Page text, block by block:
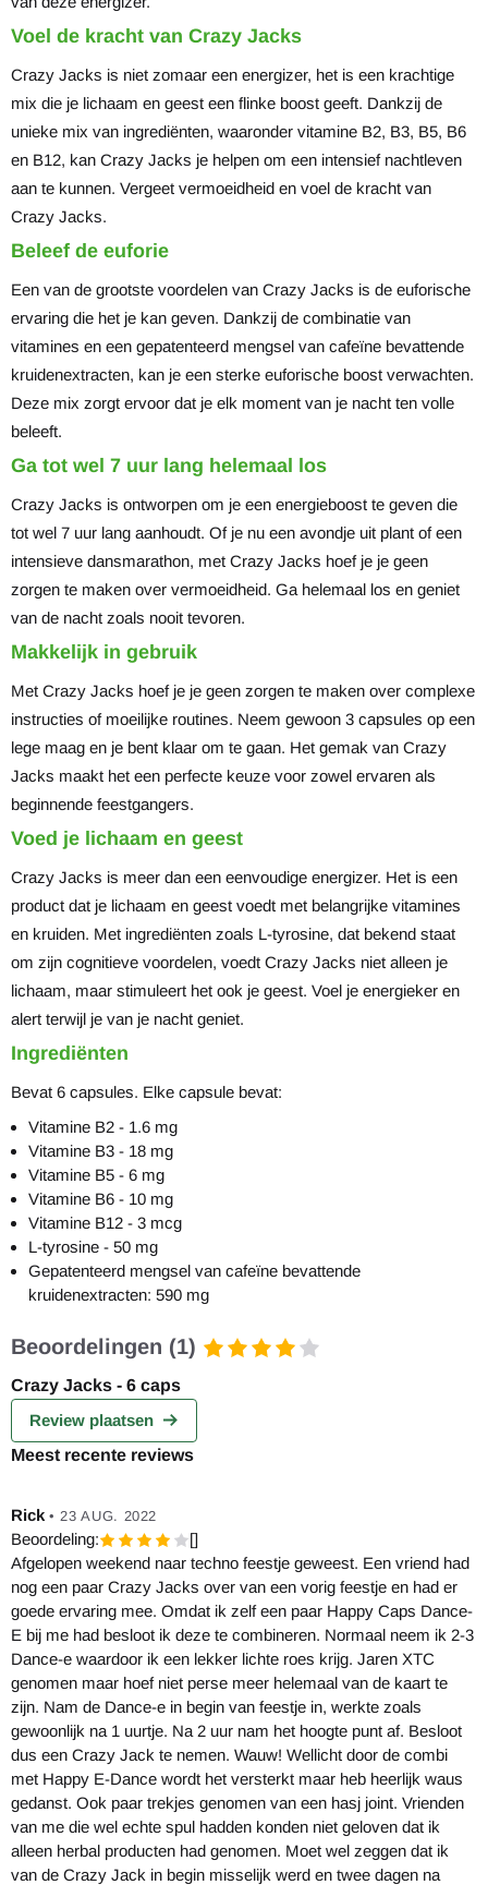
Voel de kracht van Crazy Jacks
Crazy Jacks is niet zomaar een energizer, het is een krachtige
mix die je lichaam en geest een flinke boost geeft. Dankzij de
unieke mix van ingrediënten, waaronder vitamine B2, B3, B5, B6
en B12, kan Crazy Jacks je helpen om een intensief nachtleven
aan te kunnen. Vergeet vermoeidheid en voel de kracht van
Crazy Jacks.
Beleef de euforie
Een van de grootste voordelen van Crazy Jacks is de euforische
ervaring die het je kan geven. Dankzij de combinatie van
vitamines en een gepatenteerd mengsel van cafeïne bevattende
kruidenextracten, kan je een sterke euforische boost verwachten.
Deze mix zorgt ervoor dat je elk moment van je nacht ten volle
beleeft.
Ga tot wel 7 uur lang helemaal los
Crazy Jacks is ontworpen om je een energieboost te geven die
tot wel 7 uur lang aanhoudt. Of je nu een avondje uit plant of een
intensieve dansmarathon, met Crazy Jacks hoef je je geen
zorgen te maken over vermoeidheid. Ga helemaal los en geniet
van de nacht zoals nooit tevoren.
Makkelijk in gebruik
Met Crazy Jacks hoef je je geen zorgen te maken over complexe
instructies of moeilijke routines. Neem gewoon 3 capsules op een
lege maag en je bent klaar om te gaan. Het gemak van Crazy
Jacks maakt het een perfecte keuze voor zowel ervaren als
beginnende feestgangers.
Voed je lichaam en geest
Crazy Jacks is meer dan een eenvoudige energizer. Het is een
product dat je lichaam en geest voedt met belangrijke vitamines
en kruiden. Met ingrediënten zoals L-tyrosine, dat bekend staat
om zijn cognitieve voordelen, voedt Crazy Jacks niet alleen je
lichaam, maar stimuleert het ook je geest. Voel je energieker en
alert terwijl je van je nacht geniet.
Ingrediënten
Bevat 6 capsules. Elke capsule bevat:
Vitamine B2 - 1.6 mg
Vitamine B3 - 18 mg
Vitamine B5 - 6 mg
Vitamine B6 - 10 mg
Vitamine B12 - 3 mcg
L-tyrosine - 50 mg
Gepatenteerd mengsel van cafeïne bevattende
kruidenextracten: 590 mg
Beoordelingen (1)
Crazy Jacks - 6 caps
Review plaatsen
Meest recente reviews
Rick • 23 AUG. 2022
Beoordeling:
[]
Afgelopen weekend naar techno feestje geweest. Een vriend had
nog een paar Crazy Jacks over van een vorig feestje en had er
goede ervaring mee. Omdat ik zelf een paar Happy Caps Dance-
E bij me had besloot ik deze te combineren. Normaal neem ik 2-3
Dance-e waardoor ik een lekker lichte roes krijg. Jaren XTC
genomen maar hoef niet perse meer helemaal van de kaart te
zijn. Nam de Dance-e in begin van feestje in, werkte zoals
gewoonlijk na 1 uurtje. Na 2 uur nam het hoogte punt af. Besloot
dus een Crazy Jack te nemen. Wauw! Wellicht door de combi
met Happy E-Dance wordt het versterkt maar heb heerlijk waus
gedanst. Ook paar trekjes genomen van een hasj joint. Vrienden
van me die wel echte spul hadden konden niet geloven dat ik
alleen herbal producten had genomen. Moet wel zeggen dat ik
van de Crazy Jack in begin misselijk werd en twee dagen na